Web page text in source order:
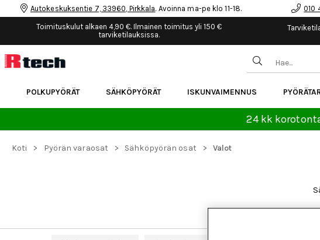
Autokeskuksentie 7, 33960, Pirkkala. Avoinna ma-pe klo 11-18. 010
Toimituskulut alkaen 4,90 €. Ilmainen toimitus yli 150 €
tarviketilauksissa.
POLKUPYÖRÄT SÄHKÖPYÖRÄT ISKUNVAIMENNUS
24 kk
Koti > Pyörän varaosat > Sähköpyörän osat > Valot